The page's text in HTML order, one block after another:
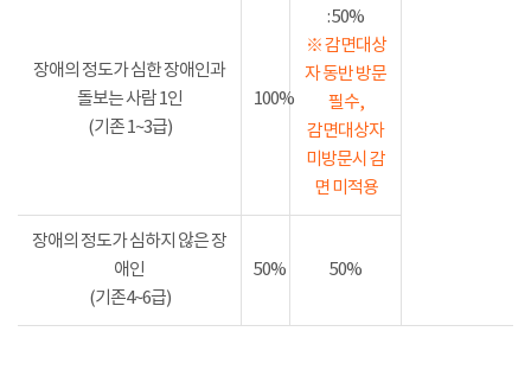
: 50%
※ 감면대상
자 동반 방문
필수,
감면대상자
미방문시 감
면 미적용
장애의 정도가 심한 장애인과
돌보는 사람 1인
(기존 1~3급)
100%
장애의 정도가 심하지 않은 장
애인
(기존4~6급)
50% 50%